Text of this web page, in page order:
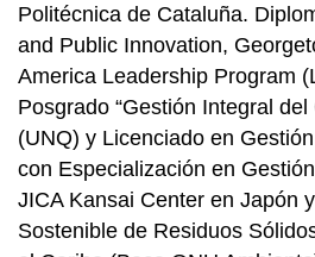
Politécnica de Cataluña.
and Public Innovation,
America Leadership Program
Posgrado “Gestión Integral
(UNQ) y Licenciado en
con Especialización en
JICA Kansai Center en Japón
Sostenible de Residuos